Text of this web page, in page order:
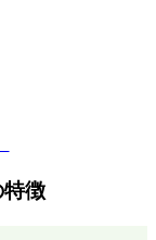
特徴